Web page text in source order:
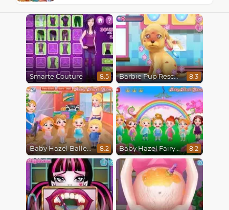
Smarte Couture 8.5 Barbie Pup Rescue 8.3
Baby Hazel Ballerina Dance 8.2 Baby Hazel Fairyland Ballet 8.2